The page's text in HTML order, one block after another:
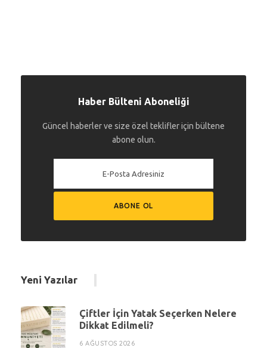
Haber Bülteni Aboneliği
Güncel haberler ve size özel teklifler için bültene
abone olun.
Yeni Yazılar
Çiftler İçin Yatak Seçerken Nelere
Dikkat Edilmeli?
6 AĞUSTOS 2026